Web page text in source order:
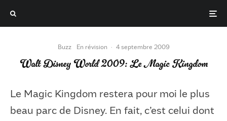
Buzz En révision · 4 septembre 2009
Walt Disney World 2009: Le Magic Kingdom
Le Magic Kingdom restera pour moi le plus
beau parc de Disney. En fait, c’est celui dont